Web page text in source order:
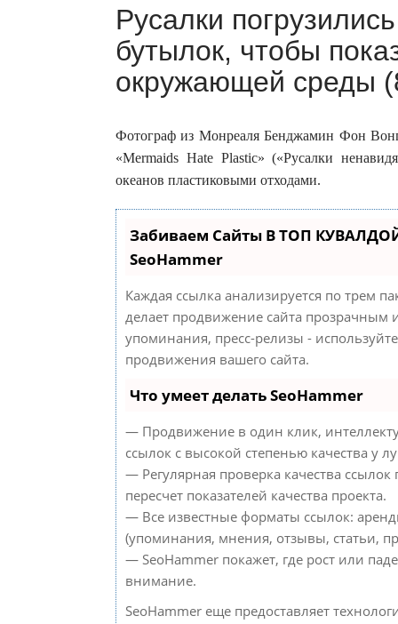
Русалки
бутылок, чтобы
окружающей среды
Фотограф из Монреаля Бенджамин Фон
«Mermaids Hate Plastic» («Русалки
океанов пластиковыми отходами.
Забиваем Сайты В ТОП
SeoHammer
Каждая ссылка анализируется по трем
делает продвижение сайта прозрачным
упоминания, пресс-релизы -
продвижения вашего сайта.
Что умеет делать SeoHammer
— Продвижение в один клик,
ссылок с высокой степенью качества у
— Регулярная проверка качества
пересчет показателей качества проекта.
— Все известные форматы ссылок:
(упоминания, мнения, отзывы, статьи,
— SeoHammer покажет, где рост или
внимание.
SeoHammer еще предоставляет